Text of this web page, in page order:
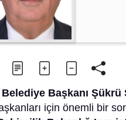
Başkanı Şükrü
için önemli bir